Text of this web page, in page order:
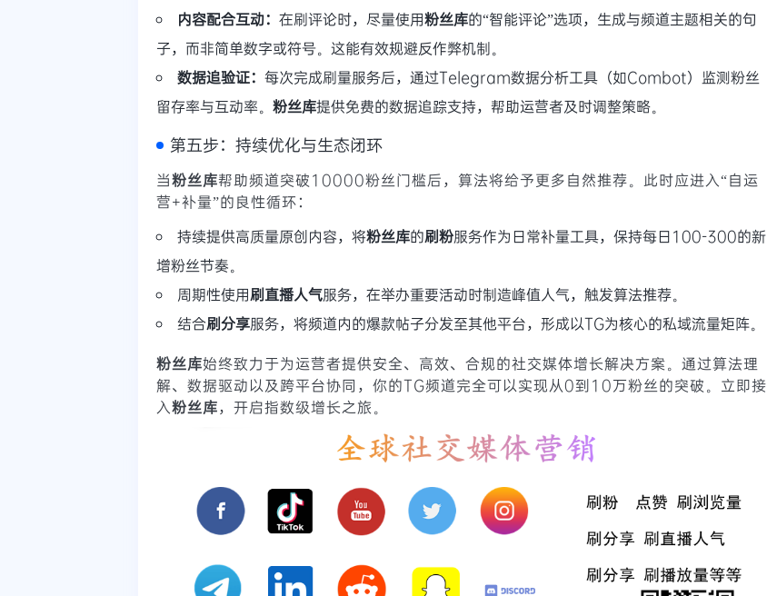
内容配合互动： 在刷评论时，尽量使用粉丝库的“智能评论”选项，生成与频道主题相关的句
子，而非简单数字或符号。这能有效规避反作弊机制。
数据追验证： 每次完成刷量服务后，通过Telegram数据分析工具（如Combot）监测粉丝
留存率与互动率。 粉丝库提供免费的数据追踪支持，帮助运营者及时调整策略。
第五步：持续优化与生态闭环
当粉丝库帮助频道突破10000粉丝门槛后，算法将给予更多自然推荐。此时应进入“自运
营+补量”的良性循环：
持续提供高质量原创内容，将粉丝库的刷粉服务作为日常补量工具，保持每日100-300的新
增粉丝节奏。
周期性使用刷直播人气服务，在举办重要活动时制造峰值人气，触发算法推荐。
结合刷分享服务，将频道内的爆款帖子分发至其他平台，形成以TG为核心的私域流量矩阵。
粉丝库始终致力于为运营者提供安全、高效、合规的社交媒体增长解决方案。通过算法理
解、数据驱动以及跨平台协同，你的TG频道完全可以实现从0到10万粉丝的突破。立即接
入粉丝库，开启指数级增长之旅。